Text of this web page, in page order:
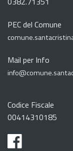
PEC del Comune
Mail per Info
Codice Fiscale
00414310185